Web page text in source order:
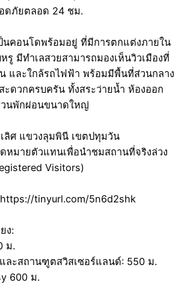
ดภัยตลอด 24 ชม.
นคอนโดพร้อมอยู่ ที่มีการตกแต่งภายใน
รู มีทำเลสวยสามารถมองเห็นวิวเมืองที่
และใกล้รถไฟฟ้า พร้อมมีพื้นที่ส่วนกลาง
ะดวกครบครัน ทั้งสระว่ายน้ำ ห้องออก
วนพักผ่อนขนาดใหญ่
ลิศ แขวงลุมพินี เขตปทุมวัน
หมายตัวแทนเพื่อนำชมสถานที่จริงล่วง
Visitors)
tinyurl.com/5n6d2shk
ง:
ม.
ละสถานฑูตสวิสเซอร์แลนด์: 550 ม.
600 ม.